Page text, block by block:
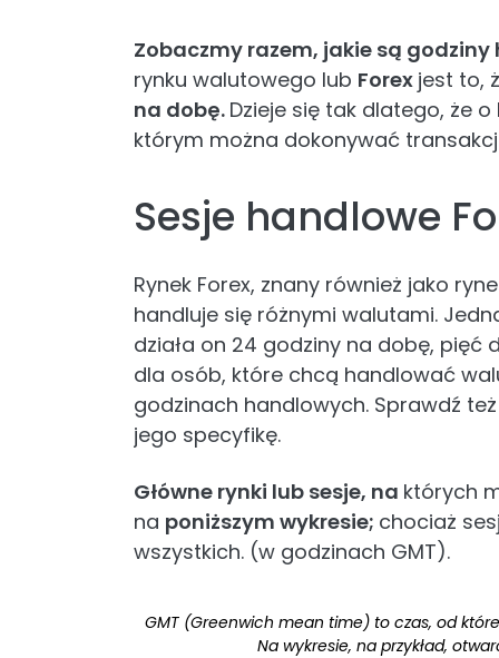
Zobaczmy razem, jakie są godziny
rynku walutowego lub Forex jest to,
na dobę. Dzieje się tak dlatego, że
którym można dokonywać
Sesje handlowe
Rynek Forex, znany również jako
handluje się różnymi walutami.
działa on 24 godziny na dobę, pięć
dla osób, które chcą handlować
godzinach handlowych. Sprawdź
jego specyfikę.
Główne rynki lub sesje, na których
na poniższym wykresie; chociaż
wszystkich. (w godzinach GMT).
GMT (Greenwich mean time) to czas, od
Na wykresie, na przykład,